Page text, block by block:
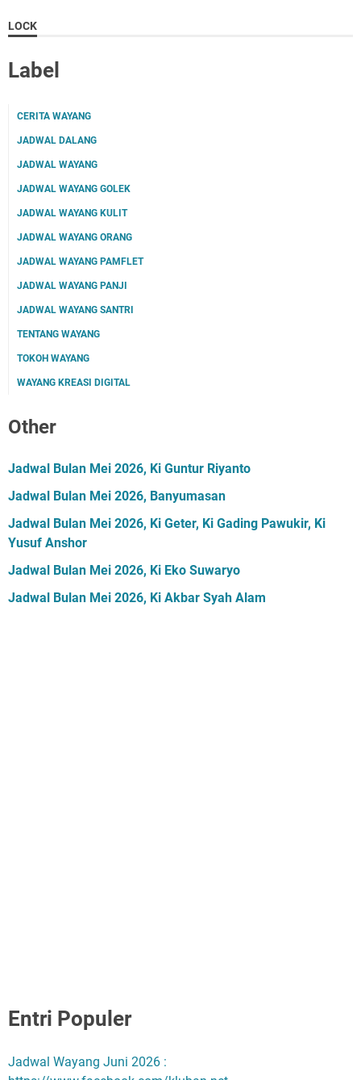
LOCK
Label
CERITA WAYANG
JADWAL DALANG
JADWAL WAYANG
JADWAL WAYANG GOLEK
JADWAL WAYANG KULIT
JADWAL WAYANG ORANG
JADWAL WAYANG PAMFLET
JADWAL WAYANG PANJI
JADWAL WAYANG SANTRI
TENTANG WAYANG
TOKOH WAYANG
WAYANG KREASI DIGITAL
Other
Jadwal Bulan Mei 2026, Ki Guntur Riyanto
Jadwal Bulan Mei 2026, Banyumasan
Jadwal Bulan Mei 2026, Ki Geter, Ki Gading Pawukir, Ki
Yusuf Anshor
Jadwal Bulan Mei 2026, Ki Eko Suwaryo
Jadwal Bulan Mei 2026, Ki Akbar Syah Alam
Entri Populer
Jadwal Wayang Juni 2026 :